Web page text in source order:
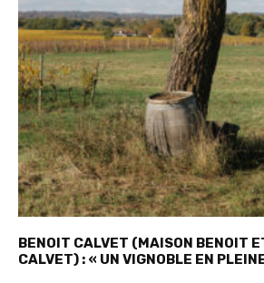
BENOIT CALVET (MAISON BENOIT
CALVET) : « UN VIGNOBLE EN